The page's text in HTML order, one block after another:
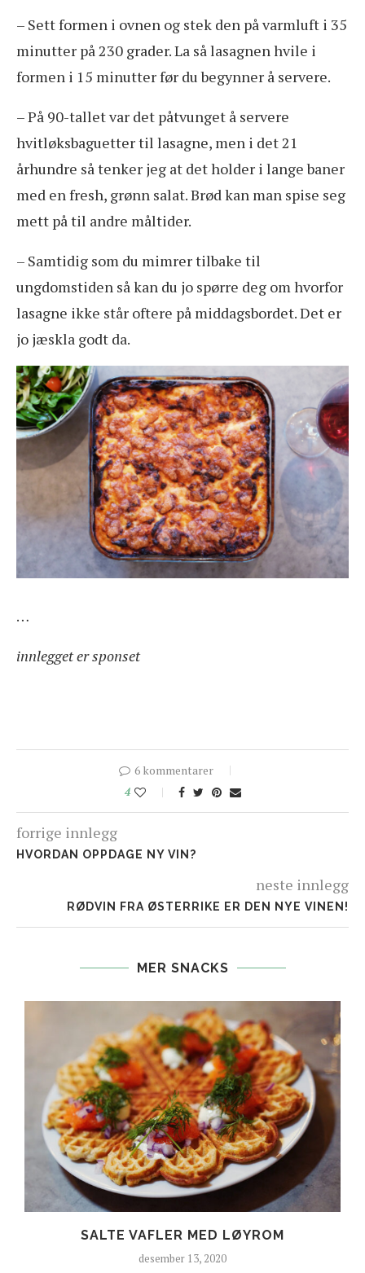
– Sett formen i ovnen og stek den på varmluft i 35
minutter på 230 grader. La så lasagnen hvile i
formen i 15 minutter før du begynner å servere.
– På 90-tallet var det påtvunget å servere
hvitløksbaguetter til lasagne, men i det 21
århundre så tenker jeg at det holder i lange baner
med en fresh, grønn salat. Brød kan man spise seg
mett på til andre måltider.
– Samtidig som du mimrer tilbake til
ungdomstiden så kan du jo spørre deg om hvorfor
lasagne ikke står oftere på middagsbordet. Det er
jo jæskla godt da.
…
innlegget er sponset
6 kommentarer
4
forrige innlegg
HVORDAN OPPDAGE NY VIN?
neste innlegg
RØDVIN FRA ØSTERRIKE ER DEN NYE VINEN!
MER SNACKS
SALTE VAFLER MED LØYROM
desember 13, 2020